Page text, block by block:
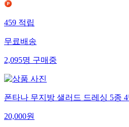
459적립
무료배송
2,095명구매중
폰타나 무지방 샐러드 드레싱 5종
20,000원